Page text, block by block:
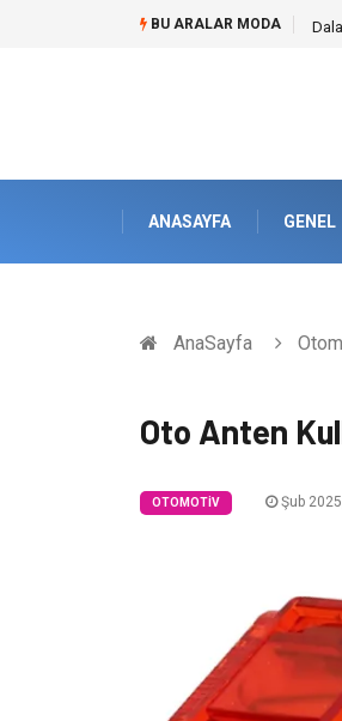
BU ARALAR MODA
ANASAYFA GENEL
AnaSayfa
Oto Anten
OTOMOTIV Şub